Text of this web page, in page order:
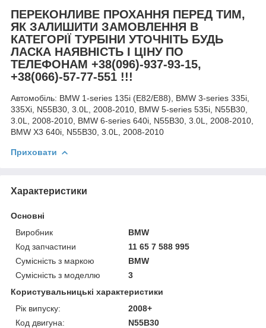
ПЕРЕКОНЛИВЕ ПРОХАННЯ ПЕРЕД ТИМ,
ЯК ЗАЛИШИТИ ЗАМОВЛЕННЯ В
КАТЕГОРІЇ ТУРБІНИ УТОЧНІТЬ БУДЬ
ЛАСКА НАЯВНІСТЬ І ЦІНУ ПО
ТЕЛЕФОНАМ +38(096)-937-93-15,
+38(066)-57-77-551 !!!
Автомобіль: BMW 1-series 135i (E82/E88), BMW 3-series 335i,
335Xi, N55B30, 3.0L, 2008-2010, BMW 5-series 535i, N55B30,
3.0L, 2008-2010, BMW 6-series 640i, N55B30, 3.0L, 2008-2010,
BMW X3 640i, N55B30, 3.0L, 2008-2010
Приховати
Характеристики
Основні
Виробник
BMW
Код запчастини
11 65 7 588 995
Сумісність з маркою
BMW
Сумісність з моделлю
3
Користувальницькі характеристики
Рік випуску:
2008+
Код двигуна:
N55B30